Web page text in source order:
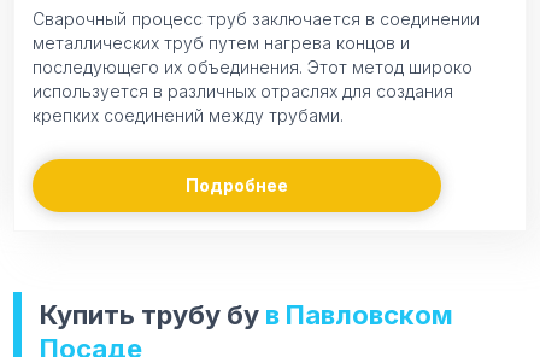
Сварочный процесс труб заключается в соединении
металлических труб путем нагрева концов и
последующего их объединения. Этот метод широко
используется в различных отраслях для создания
крепких соединений между трубами.
Подробнее
Купить трубу бу в Павловском
Посаде